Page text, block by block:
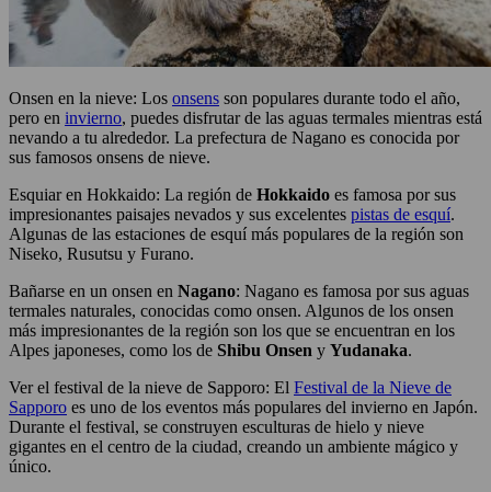
Onsen en la nieve: Los onsens son populares durante todo el año,
pero en invierno, puedes disfrutar de las aguas termales mientras está
nevando a tu alrededor. La prefectura de Nagano es conocida por
sus famosos onsens de nieve.
Esquiar en Hokkaido: La región de Hokkaido es famosa por sus
impresionantes paisajes nevados y sus excelentes pistas de esquí.
Algunas de las estaciones de esquí más populares de la región son
Niseko, Rusutsu y Furano.
Bañarse en un onsen en Nagano: Nagano es famosa por sus aguas
termales naturales, conocidas como onsen. Algunos de los onsen
más impresionantes de la región son los que se encuentran en los
Alpes japoneses, como los de Shibu Onsen y Yudanaka.
Ver el festival de la nieve de Sapporo: El Festival de la Nieve de
Sapporo es uno de los eventos más populares del invierno en Japón.
Durante el festival, se construyen esculturas de hielo y nieve
gigantes en el centro de la ciudad, creando un ambiente mágico y
único.